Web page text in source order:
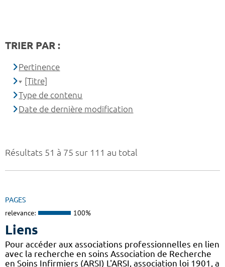
Résultats 51 à 75 sur 111 au total
PAGES
relevance: 100%
Liens
Pour accéder aux associations professionnelles en lien
avec la recherche en soins Association de Recherche
en Soins Infirmiers (ARSI) L'ARSI, association loi 1901, a
TRIER PAR :
Pertinence
[Titre]
Type de contenu
Date de dernière modification